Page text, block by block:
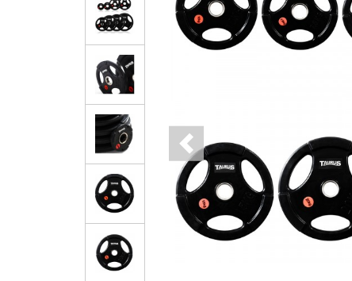
Previous